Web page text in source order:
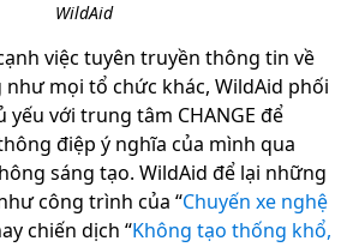
WildAid
việc tuyên truyền thông tin về
mọi tổ chức khác, WildAid phối
với trung tâm CHANGE để
điệp ý nghĩa của mình qua
sáng tạo. WildAid để lại những
công trình của “Chuyến xe nghệ
chiến dịch “Không tạo thống khổ,